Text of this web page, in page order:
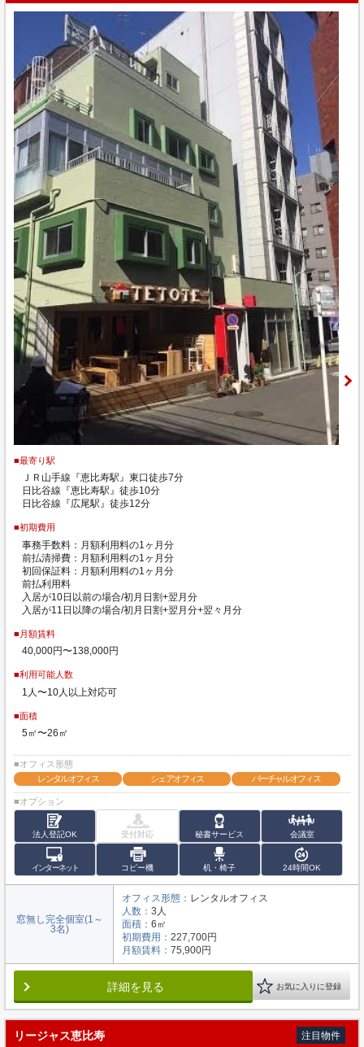
■最寄り駅
ＪＲ山手線『恵比寿駅』東口徒歩7分
日比谷線『恵比寿駅』徒歩10分
日比谷線『広尾駅』徒歩12分
■初期費用
事務手数料：月額利用料の1ヶ月分
前払清掃費：月額利用料の1ヶ月分
初回保証料：月額利用料の1ヶ月分
前払利用料
入居が10日以前の場合/初月日割+翌月分
入居が11日以降の場合/初月日割+翌月分+翌々月分
■月額賃料
40,000円〜138,000円
■利用可能人数
1人〜10人以上対応可
■面積
5㎡〜26㎡
■オフィス形態
レンタルオフィス
シェアオフィス バーチャルオフィス
■オプション
法人登記OK 受付対応 秘書サービス 会議室
インターネット コピー機 机・椅子 24時間OK
窓無し完全個室(1～
3名)
オフィス形態： レンタルオフィス
人数： 3人
面積： 6㎡
初期費用： 227,700円
月額賃料： 75,900円
詳細を見る お気に入りに登録
リージャス恵比寿 注目物件